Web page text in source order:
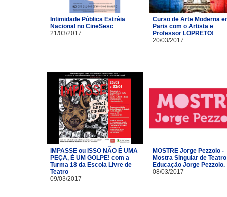
Intimidade Pública Estréia
Nacional no CineSesc
21/03/2017
Curso de Arte Moderna
Paris com o Artista e
Professor LOPRETO!
20/03/2017
IMPASSE ou ISSO NÃO É UMA
PEÇA, É UM GOLPE! com a
Turma 18 da Escola Livre de
Teatro​
09/03/2017
MOSTRE Jorge Pezzolo -
Mostra Singular de Teatro
Educação Jorge Pezzolo.
08/03/2017